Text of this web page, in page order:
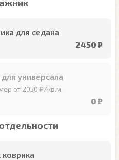
для седана
2450 ₽
универсала
от 2050 ₽/кв.м.
0 ₽